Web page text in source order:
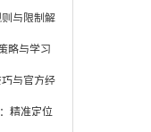
与限制解
略与学习
与官方经
精准定位